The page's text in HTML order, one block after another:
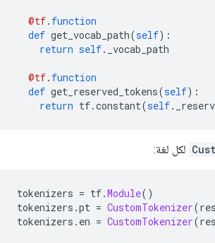
@tf. function
def get_vocab_path(self):
return self. _vocab_path
@tf. function
def get_reserved_tokens(self):
return tf.constant(self.
لكل لغة:
tokenizers = tf.Module()
tokenizers .pt = CustomTokenizer(
tokenizers . en = CustomTokenizer(